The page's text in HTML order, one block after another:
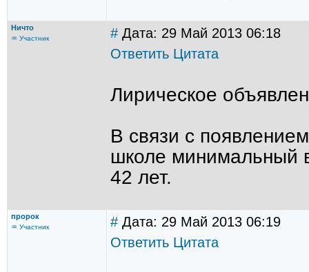
Ничто
♒ Участник # Дата: 29 Май 2013 06:18
Ответить Цитата
Лирическое
В связи с
школе минимальный
42 лет.
пророк
♒ Участник # Дата: 29 Май 2013 06:19
Ответить Цитата